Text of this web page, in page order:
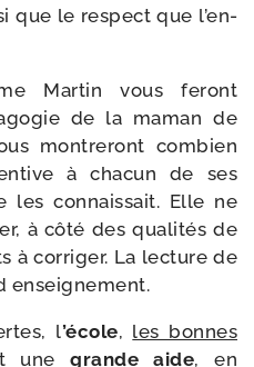
que le res­pect que l’en­
Martin vous feront
de la maman de
mon­tre­ront com­bien
à cha­cun de ses
les connais­sait. Elle ne
à côté des qua­li­tés de
à cor­ri­ger. La lec­ture de
enseignement.
l’école, les bonnes
une grande aide, en